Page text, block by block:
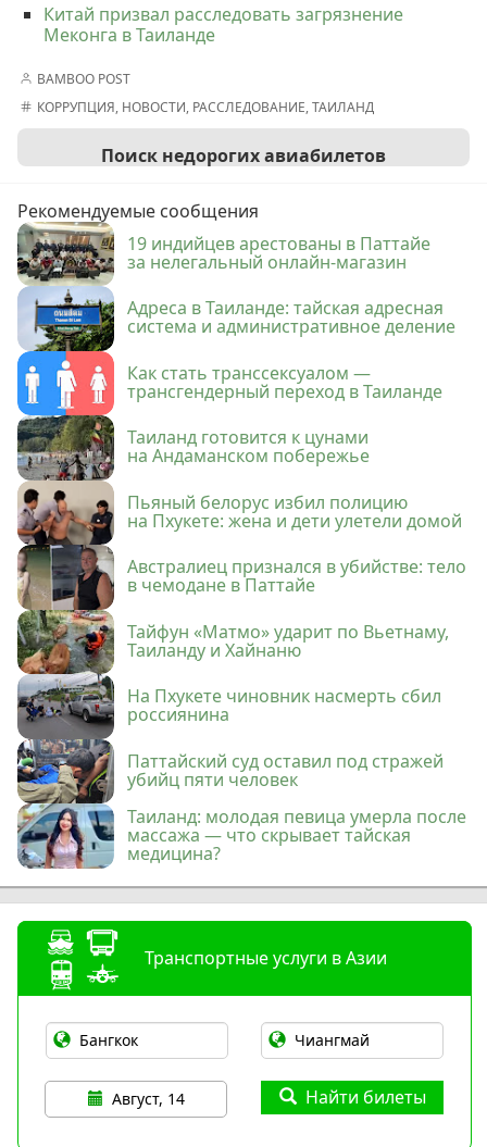
Китай призвал расследовать загрязнение
Меконга в Таиланде
BAMBOO POST
КОРРУПЦИЯ, НОВОСТИ, РАССЛЕДОВАНИЕ,ТАИЛАНД
Поиск недорогих авиабилетов
Рекомендуемые сообщения
19 индийцев арестованы в Паттайе
за нелегальный онлайн-магазин
Адреса в Таиланде: тайская адресная
система и административное деление
Как стать транссексуалом —
трансгендерный переход в Таиланде
Таиланд готовится к цунами
на Андаманском побережье
Пьяный белорус избил полицию
на Пхукете: жена и дети улетели домой
Австралиец признался в убийстве: тело
в чемодане в Паттайе
Тайфун «Матмо» ударит по Вьетнаму,
Таиланду и Хайнаню
На Пхукете чиновник насмерть сбил
россиянина
Паттайский суд оставил под стражей
убийц пяти человек
Таиланд: молодая певица умерла после
массажа — что скрывает тайская
медицина?
Транспортные услуги в Азии
Август, 14 Найти билеты